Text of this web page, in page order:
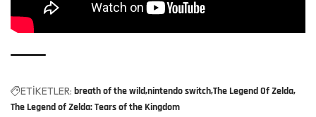
ETİKETLER: breath of the wildnintendo switchThe Legend Of Zelda
The Legend of Zelda: Tears of the Kingdom